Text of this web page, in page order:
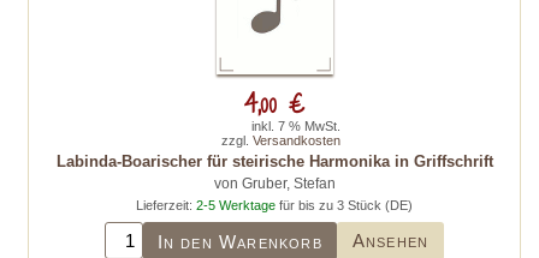
Labinda-Boarischer für steirische Harmonika in Griffschrift
von Gruber, Stefan
Lieferzeit: 2-5 Werktage für bis zu 3 Stück (DE)
In den Warenkorb Ansehen
4,00 €
inkl. 7 % MwSt.
zzgl. Versandkosten